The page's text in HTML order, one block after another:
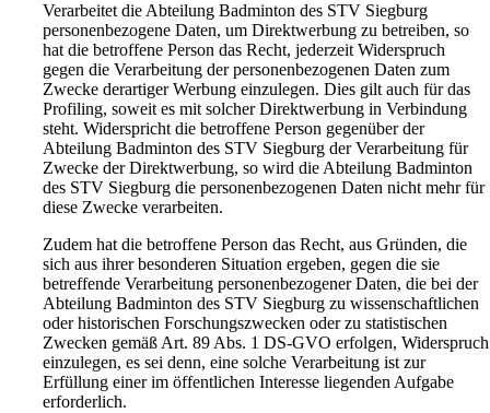
Verarbeitet die Abteilung Badminton des STV Siegburg
personenbezogene Daten, um Direktwerbung zu betreiben, so
hat die betroffene Person das Recht, jederzeit Widerspruch
gegen die Verarbeitung der personenbezogenen Daten zum
Zwecke derartiger Werbung einzulegen. Dies gilt auch für das
Profiling, soweit es mit solcher Direktwerbung in Verbindung
steht. Widerspricht die betroffene Person gegenüber der
Abteilung Badminton des STV Siegburg der Verarbeitung für
Zwecke der Direktwerbung, so wird die Abteilung Badminton
des STV Siegburg die personenbezogenen Daten nicht mehr für
diese Zwecke verarbeiten.
Zudem hat die betroffene Person das Recht, aus Gründen, die
sich aus ihrer besonderen Situation ergeben, gegen die sie
betreffende Verarbeitung personenbezogener Daten, die bei der
Abteilung Badminton des STV Siegburg zu wissenschaftlichen
oder historischen Forschungszwecken oder zu statistischen
Zwecken gemäß Art. 89 Abs. 1 DS-GVO erfolgen, Widerspruch
einzulegen, es sei denn, eine solche Verarbeitung ist zur
Erfüllung einer im öffentlichen Interesse liegenden Aufgabe
erforderlich.